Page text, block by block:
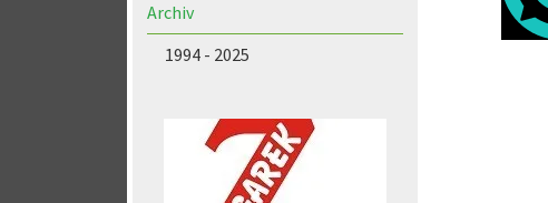
Archiv
1994 - 2025